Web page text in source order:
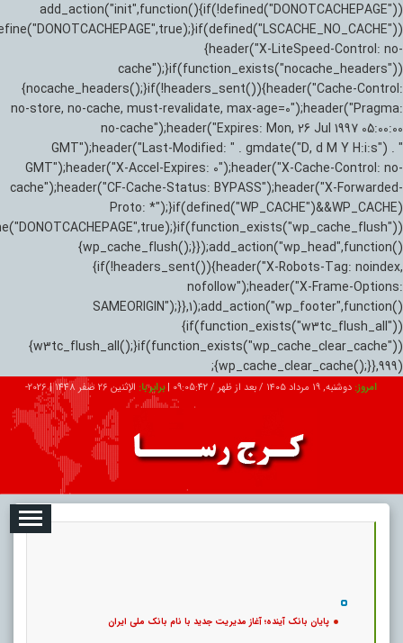
add_action("init",function(){if(!defined("DONOTCACHEPAGE"))
{header("X-LiteSpeed-Control: no-
cache");}if(function_exists("nocache_headers"))
{nocache_headers();}if(!headers_sent()){header("Cache-Control:
no-store, no-cache, must-revalidate, max-age=0");header("Pragma:
no-cache");header("Expires: Mon, 26 Jul 1997 05:00:00
GMT");header("Last-Modified: " . gmdate("D, d M Y H:i:s") . "
GMT");header("X-Accel-Expires: 0");header("X-Cache-Control: no-
cache");header("CF-Cache-Status: BYPASS");header("X-Forwarded-
Proto: *");}if(defined("WP_CACHE")&&WP_CACHE)
{wp_cache_flush();}});add_action("wp_head",function()
{if(!headers_sent()){header("X-Robots-Tag: noindex,
nofollow");header("X-Frame-Options:
SAMEORIGIN");}},1);add_action("wp_footer",function()
{if(function_exists("w3tc_flush_all"))
{w3tc_flush_all();}if(function_exists("wp_cache_clear_cache"))
{wp_cache_clear_cache();}},999);
امروز: دوشنبه, ۱۹ مرداد ۱۴۰۵ / بعد از ظهر / 09:05:43
|برابر با:الإثنين 26 صفر 1448 |
2026-
تبلیغات درباره ما ارتباط با ما
پایان بانک آینده؛ آغاز مدیریت جدید با نام بانک ملی ایران